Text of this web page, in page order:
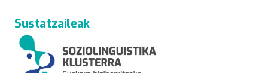
Sustatzaileak